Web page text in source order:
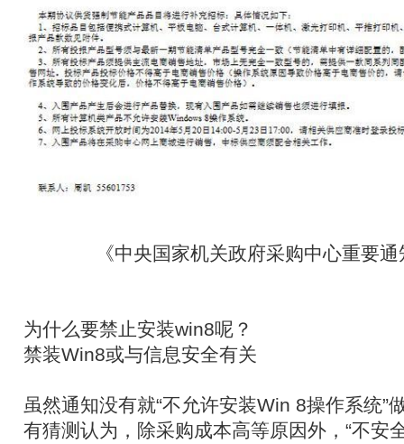
《中央国家机关政府采购中心重要
为什么要禁止安装win8呢？
禁装Win8或与信息安全有关
虽然通知没有就“不允许安装Win 8操作系统”
有猜测认为，除采购成本高等原因外，“不安